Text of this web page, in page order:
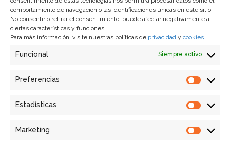
comportamiento de navegación o las identificaciones únicas en este sitio.
No consentir o retirar el consentimiento, puede afectar negativamente a
ciertas características y funciones.
Para más información, visite nuestras políticas de privacidad y cookies.
Funcional Siempre activo
Preferencias
Estadísticas
Marketing
5255 – 5525 -1644
mexico@abestudiodecomunicacion.com.mx
Portugal